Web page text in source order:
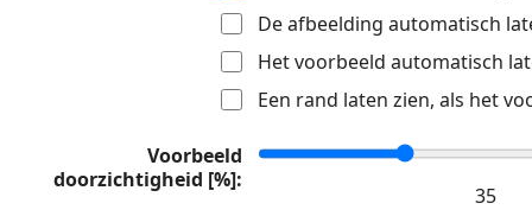
De afbeelding automatisch
Het voorbeeld automatisch
Een rand laten zien, als het
Voorbeeld
doorzichtigheid [%]